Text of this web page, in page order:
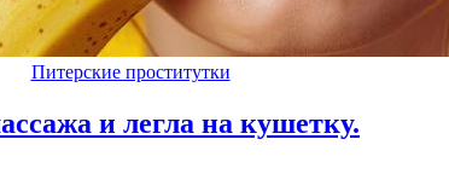
Питерские проститутки
и легла на кушетку.